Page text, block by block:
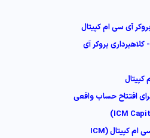
4. 🕵🏽کلاهبرداری بروکر ICM Capital - کلاهبرداری بروکر آی
8. ⚖️میزان لوریج (اهرم) در بروکر آی سی ام کپیتال (ICM